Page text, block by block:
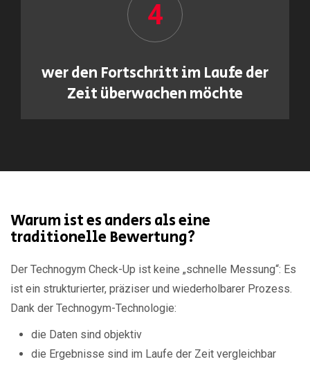
4
wer den Fortschritt im Laufe der
Zeit überwachen möchte
Warum ist es anders als eine
traditionelle Bewertung?
Der Technogym Check-Up ist keine „schnelle Messung“: Es
ist ein strukturierter, präziser und wiederholbarer Prozess.
Dank der Technogym-Technologie:
die Daten sind objektiv
die Ergebnisse sind im Laufe der Zeit vergleichbar